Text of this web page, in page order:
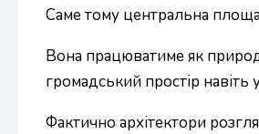
Саме тому центральна
Вона працюватиме як
громадський простір навіть
Фактично архітектори